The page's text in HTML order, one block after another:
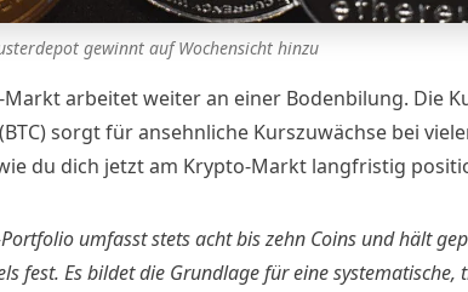
gewinnt auf Wochensicht hinzu
arbeitet weiter an einer Bodenbilung. Die
sorgt für ansehnliche Kurszuwächse bei
du dich jetzt am Krypto-Markt langfristig
umfasst stets acht bis zehn Coins und hält
fest. Es bildet die Grundlage für eine systematische,